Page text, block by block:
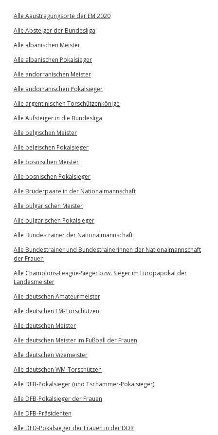
Alle Aaustragungsorte der EM 2020
Alle Absteiger der Bundesliga
Alle albanischen Meister
Alle albanischen Pokalsieger
Alle andorranischen Meister
Alle andorranischen Pokalsieger
Alle argentinischen Torschützenkönige
Alle Aufsteiger in die Bundesliga
Alle belgischen Meister
Alle belgischen Pokalsieger
Alle bosnischen Meister
Alle bosnischen Pokalsieger
Alle Brüderpaare in der Nationalmannschaft
Alle bulgarischen Meister
Alle bulgarischen Pokalsieger
Alle Bundestrainer der Nationalmannschaft
Alle Bundestrainer und Bundestrainerinnen der Nationalmannschaft
der Frauen
Alle Champions-League-Sieger bzw. Sieger im Europapokal der
Landesmeister
Alle deutschen Amateurmeister
Alle deutschen EM-Torschützen
Alle deutschen Meister
Alle deutschen Meister im Fußball der Frauen
Alle deutschen Vizemeister
Alle deutschen WM-Torschützen
Alle DFB-Pokalsieger (und Tschammer-Pokalsieger)
Alle DFB-Pokalsieger der Frauen
Alle DFB-Präsidenten
Alle DFD-Pokalsieger der Frauen in der DDR